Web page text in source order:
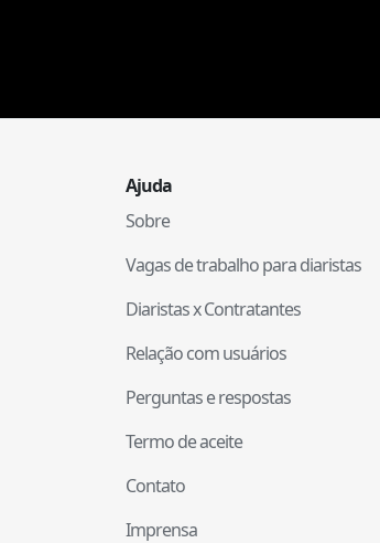
Ajuda
Sobre
Vagas de trabalho para diaristas
Diaristas x Contratantes
Relação com usuários
Perguntas e respostas
Termo de aceite
Contato
Imprensa